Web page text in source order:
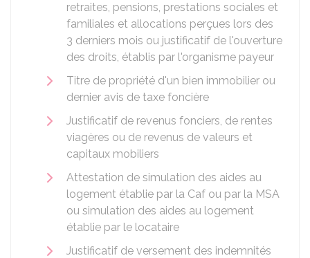
retraites, pensions, prestations sociales et
familiales et allocations perçues lors des
3 derniers mois ou justificatif de l'ouverture
des droits, établis par l'organisme payeur
Titre de propriété d'un bien immobilier ou
dernier avis de taxe foncière
Justificatif de revenus fonciers, de rentes
viagères ou de revenus de valeurs et
capitaux mobiliers
Attestation de simulation des aides au
logement établie par la Caf ou par la MSA
ou simulation des aides au logement
établie par le locataire
Justificatif de versement des indemnités